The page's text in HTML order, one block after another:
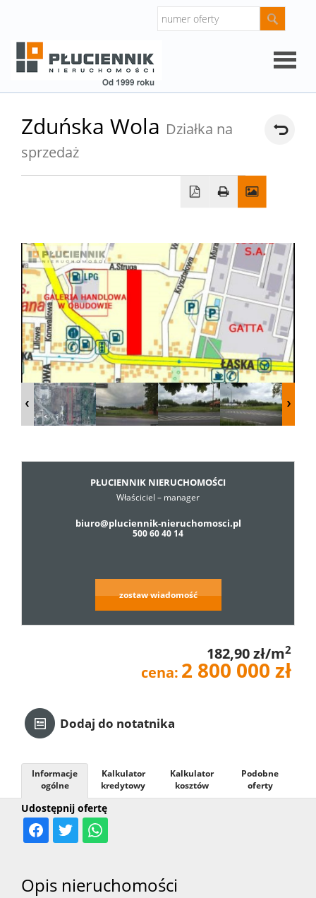
Domy
Dzialki
Lokale
Zduńska Wola Działka na
sprzedaż
PŁUCIENNIK NIERUCHOMOŚCI
Właściciel – manager
biuro@pluciennik-nieruchomosci.pl
500 60 40 14
zostaw wiadomość
182,90 zł/m2
cena: 2 800 000 zł
Dodaj do notatnika
Udostępnij ofertę
Informacje
ogólne
Kalkulator
kredytowy
Kalkulator
kosztów
Podobne
oferty
Opis nieruchomości